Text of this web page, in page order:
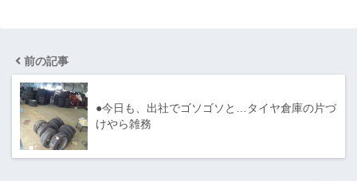
前の記事
●今日も、出社でゴソゴソと…タイヤ倉庫の片づ
けやら雑務